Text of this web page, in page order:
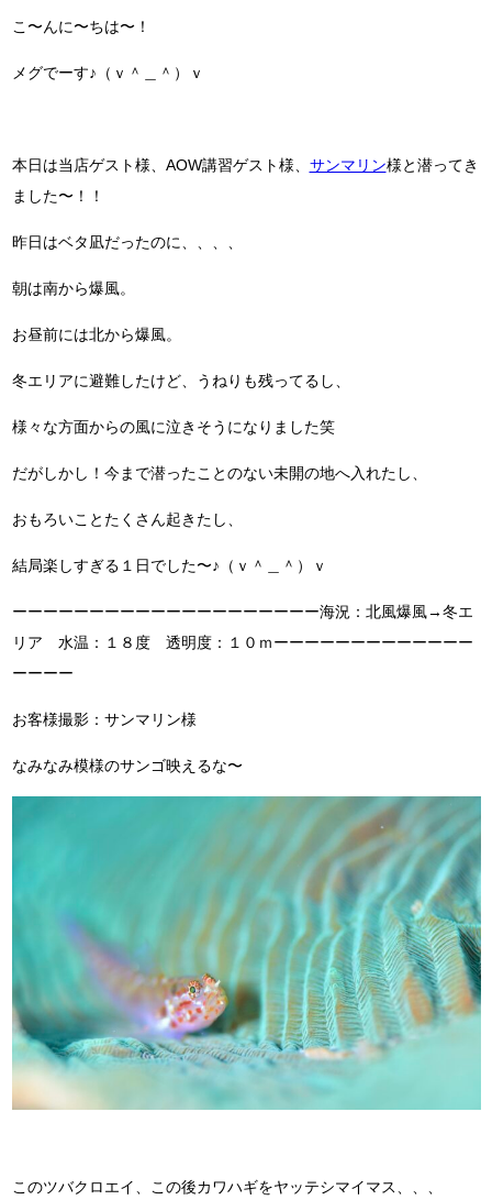
こ〜んに〜ちは〜！
メグでーす♪（ｖ＾＿＾）ｖ
本日は当店ゲスト様、AOW講習ゲスト様、 サンマリン様と潜ってき
ました〜！！
昨日はベタ凪だったのに、、、、
朝は南から爆風。
お昼前には北から爆風。
冬エリアに避難したけど、うねりも残ってるし、
様々な方面からの風に泣きそうになりました笑
だがしかし！今まで潜ったことのない未開の地へ入れたし、
おもろいことたくさん起きたし、
結局楽しすぎる１日でした〜♪（ｖ＾＿＾）ｖ
ーーーーーーーーーーーーーーーーーーーー海況：北風爆風→冬エ
リア 水温：１８度 透明度：１０ｍーーーーーーーーーーーーー
ーーーー
お客様撮影：サンマリン様
なみなみ模様のサンゴ映えるな〜
このツバクロエイ、この後カワハギをヤッテシマイマス、、、